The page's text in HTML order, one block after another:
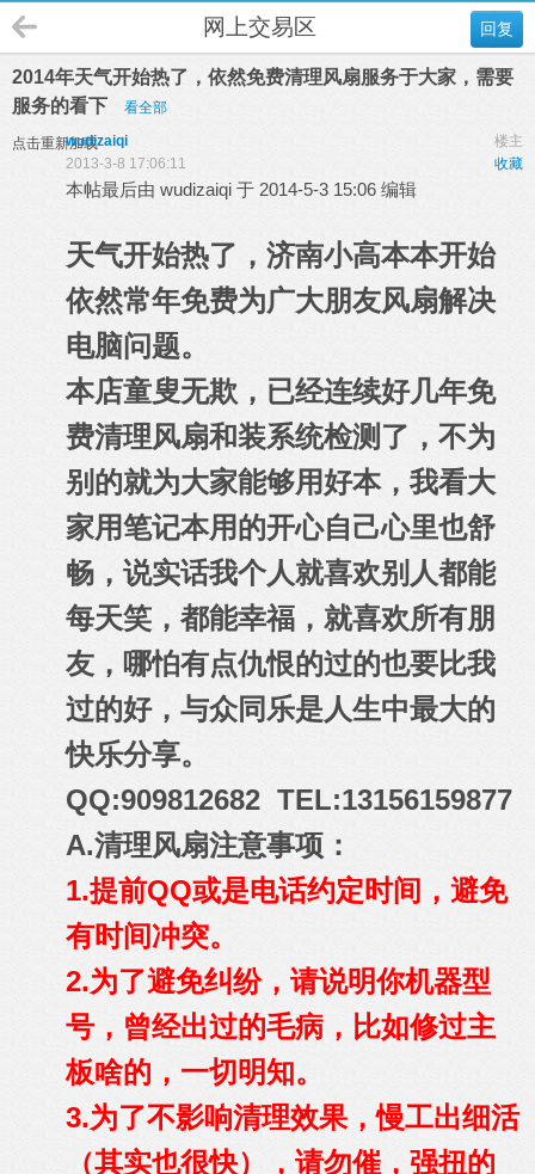
回复
网上交易区
2014年天气开始热了，依然免费清理风扇服务于大家，需要
服务的看下
看全部
点击重新加载 楼主
wudizaiqi
收藏
2013-3-8 17:06:11
本帖最后由 wudizaiqi 于 2014-5-3 15:06 编辑
天气开始热了，济南小高本本开始
依然常年免费为广大朋友风扇解决
电脑问题。
本店童叟无欺，已经连续好几年免
费清理风扇和装系统检测了，不为
别的就为大家能够用好本，我看大
家用笔记本用的开心自己心里也舒
畅，说实话我个人就喜欢别人都能
每天笑，都能幸福，就喜欢所有朋
友，哪怕有点仇恨的过的也要比我
过的好，与众同乐是人生中最大的
快乐分享。
QQ:909812682 TEL:13156159877
A.清理风扇注意事项：
1.提前QQ或是电话约定时间，避免
有时间冲突。
2.为了避免纠纷，请说明你机器型
号，曾经出过的毛病，比如修过主
板啥的，一切明知。
3.为了不影响清理效果，慢工出细活
（其实也很快），请勿催，强扭的